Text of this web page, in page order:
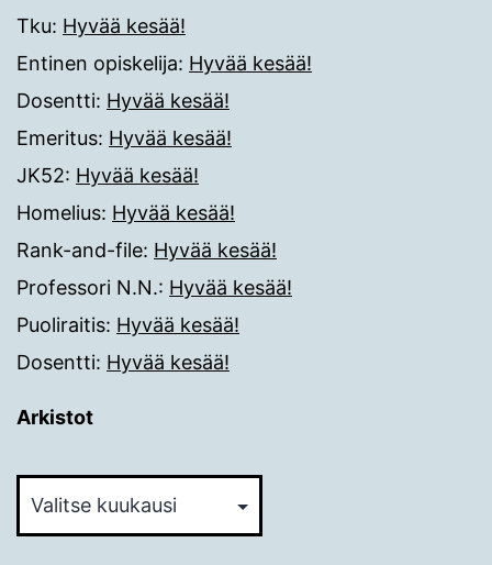
Tku: Hyvää kesää!
Entinen opiskelija: Hyvää kesää!
Dosentti: Hyvää kesää!
Emeritus: Hyvää kesää!
JK52: Hyvää kesää!
Homelius: Hyvää kesää!
Rank-and-file: Hyvää kesää!
Professori N.N.: Hyvää kesää!
Puoliraitis: Hyvää kesää!
Dosentti: Hyvää kesää!
Arkistot